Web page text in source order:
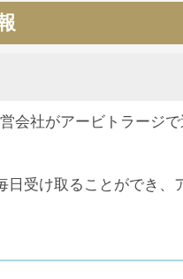
んよ？私たちの個人情報
すからね。
ットですが、ユーザー
ですが、ネットでは す
らせに、復活を期待する
っていないという声も
切なく、提携の確信は
5月を目途に月利5％
会社がアービトラージ
受け取ることができ、